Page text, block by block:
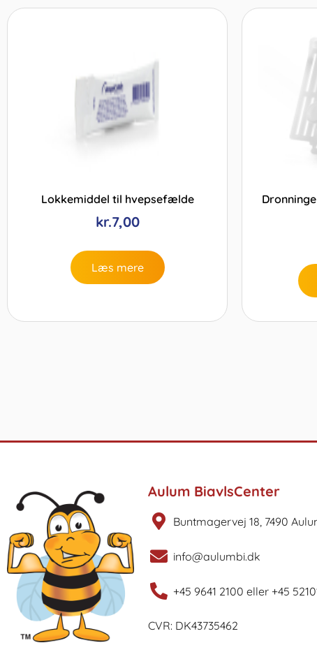
Lokkemiddel til hvepsefælde
kr.7,00
Læs mere
Aulum BiavlsCenter
Buntmagervej 18, 7490
info@aulumbi.dk
+45 9641 2100 eller +45
CVR: DK43735462